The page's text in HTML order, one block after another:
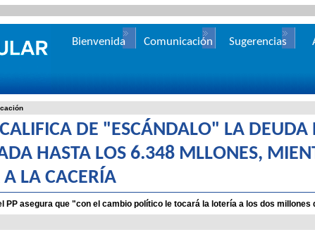
DE "ESCÁNDALO" LA DEUDA
HASTA LOS 6.348 MLLONES,
LA CACERÍA
PP asegura que "con el cambio político le tocará la lotería a los dos
Bienvenida Comunicación Sugerencias